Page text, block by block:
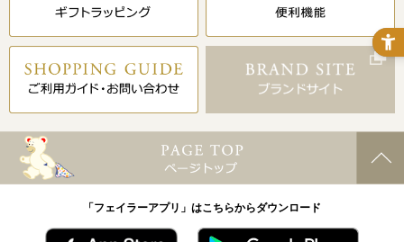
「フェイラーアプリ」はこちらからダウンロード